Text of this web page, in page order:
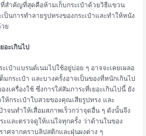
สำคัญที่สุดคือห้ามเก็บกระเป๋าด้วยวิธีแขวน
ป็นการทำลายรูปทรงของกระเป๋าและทำให้หนัง
ย
อะเกินไป
เป๋าแบรนด์เนมไปใช้อยู่บ่อย ๆ อาจจะเคยเผลอ
มกระเป๋า และบางครั้งอาจเป็นของที่หนักเกินไป
เครื่องใช้ ซึ่งการใส่สัมภาระที่เยอะเกินไปนี้ ยัง
ห้กระเป๋าใบสวยของคุณเสียรูปทรง และ
าจนทำให้เสื่อมสภาพเร็วกว่าจุดอื่น ๆ ดังนั้นจึง
ะและตรวจดูให้แน่ใจทุกครั้ง ว่าด้านในของ
าศจากคราบลิปสติกและฝุ่นผงต่าง ๆ